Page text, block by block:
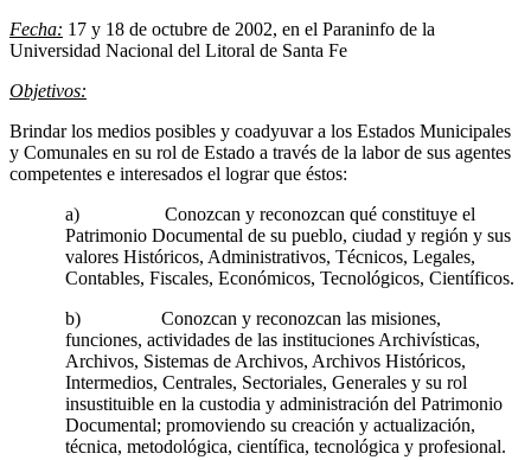
Fecha: 17 y 18 de octubre de 2002, en el Paraninfo de la
Universidad Nacional del Litoral de Santa Fe
Objetivos:
Brindar los medios posibles y coadyuvar a los Estados Municipales
y Comunales en su rol de Estado a través de la labor de sus agentes
competentes e interesados el lograr que éstos:
a) Conozcan y reconozcan qué constituye el
Patrimonio Documental de su pueblo, ciudad y región y sus
valores Históricos, Administrativos, Técnicos, Legales,
Contables, Fiscales, Económicos, Tecnológicos, Científicos.
b) Conozcan y reconozcan las misiones,
funciones, actividades de las instituciones Archivísticas,
Archivos, Sistemas de Archivos, Archivos Históricos,
Intermedios, Centrales, Sectoriales, Generales y su rol
insustituible en la custodia y administración del Patrimonio
Documental; promoviendo su creación y actualización,
técnica, metodológica, científica, tecnológica y profesional.